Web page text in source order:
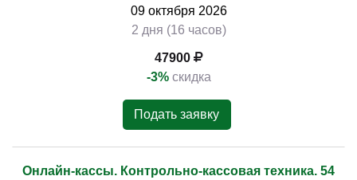
09 октября 2026
2 дня (16 часов)
47900
-3% скидка
Подать заявку
Онлайн-кассы. Контрольно-кассовая техника. 54